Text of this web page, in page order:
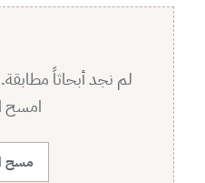
لم نجد أبحاثاً
امسح
مسح